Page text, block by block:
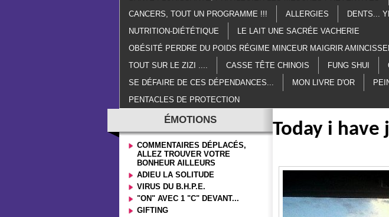
CANCERS, TOUT UN PROGRAMME !!!
ALLERGIES DENTS...
NUTRITION-DIÉTÉTIQUE
LE LAIT UNE SACRÉE VACHERIE
OBÉSITÉ PERDRE DU POIDS RÉGIME MINCEUR MAIGRIR
TOUT SUR LE ZIZI ....
CASSE TÊTE CHINOIS FUNG SHUI
SE DÉFAIRE DE CES DÉPENDANCES...
MON LIVRE D'OR
PENTACLES DE PROTECTION
ÉMOTIONS
COMMENTAIRES DÉPLACÉS,
ALLEZ TROUVER VOTRE
BONHEUR AILLEURS
ADIEU LA SOLITUDE
VIRUS DU B.H.P.E.
"ON" AVEC 1 "C" DEVANT...
GIFTING
Today i have